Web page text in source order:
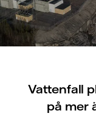
Vattenfall
på mer